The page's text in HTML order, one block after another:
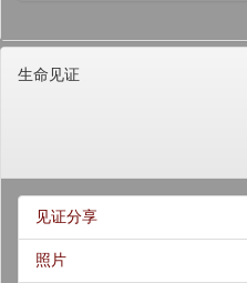
生命见证
见证分享
照片